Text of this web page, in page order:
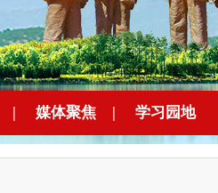
| 媒体聚焦 | 学习园地